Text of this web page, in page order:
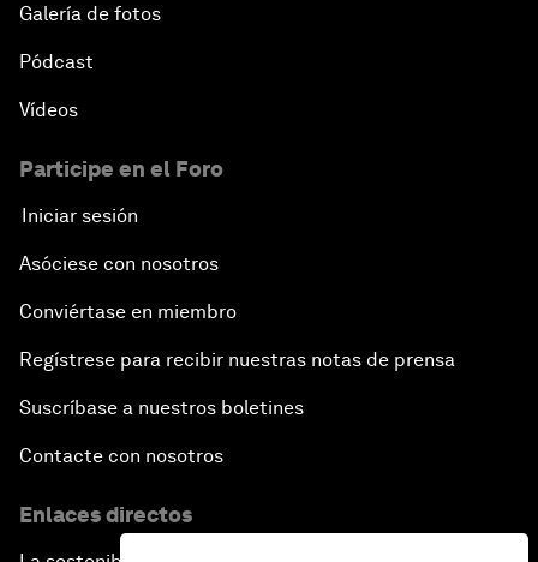
Galería de fotos
Pódcast
Vídeos
Participe en el Foro
Iniciar sesión
Asóciese con nosotros
Conviértase en miembro
Regístrese para recibir nuestras notas de prensa
Suscríbase a nuestros boletines
Contacte con nosotros
Enlaces directos